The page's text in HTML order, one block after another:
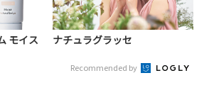
モイス
ナチュラグラッセ
Recommended by